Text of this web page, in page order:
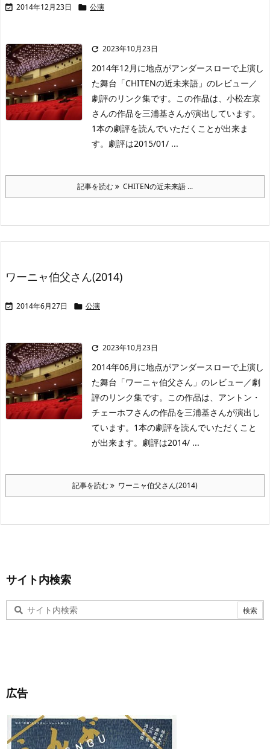
 2014年12月23日  公演
 2023年10月23日
2014年12月に地点がアンダースローで上演し
た舞台「CHITENの近未来語」のレビュー／
劇評のリンク集です。この作品は、小松左京
さんの作品を三浦基さんが演出しています。
1本の劇評を読んでいただくことが出来ま
す。劇評は2015/01/ ...
記事を読む CHITENの近未来語 ...
ワーニャ伯父さん(2014)
 2014年6月27日  公演
 2023年10月23日
2014年06月に地点がアンダースローで上演し
た舞台「ワーニャ伯父さん」のレビュー／劇
評のリンク集です。この作品は、アントン・
チェーホフさんの作品を三浦基さんが演出し
ています。1本の劇評を読んでいただくこと
が出来ます。劇評は2014/ ...
記事を読む ワーニャ伯父さん(2014)
サイト内検索
広告